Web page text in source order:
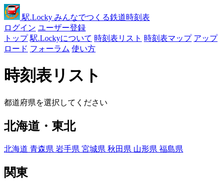
駅.Locky みんなでつくる鉄道時刻表
ログイン ユーザー登録
トップ 駅.Lockyについて 時刻表リスト 時刻表マップ アップ
ロード フォーラム 使い方
時刻表リスト
都道府県を選択してください
北海道・東北
北海道 青森県 岩手県 宮城県 秋田県 山形県 福島県
関東